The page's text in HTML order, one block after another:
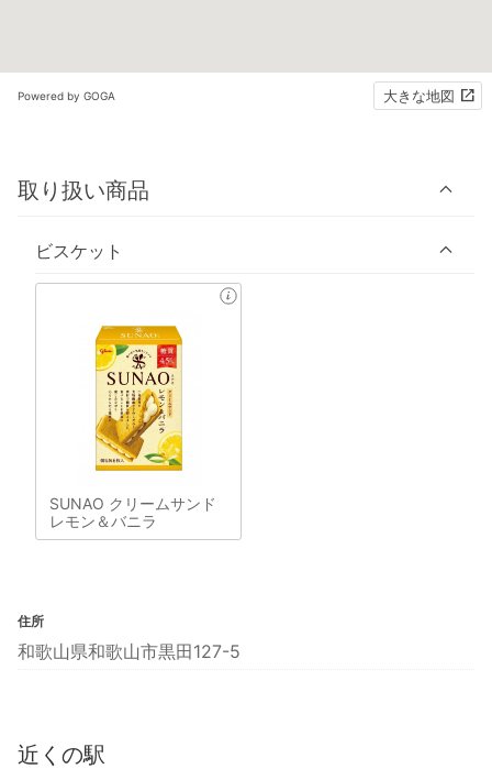
Powered by GOGA 大きな地図
取り扱い商品
ビスケット
SUNAO クリームサンド
レモン＆バニラ
住所
和歌山県和歌山市黒田127-5
近くの駅